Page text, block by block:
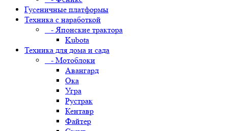
Гусеничные платформы
Техника с наработкой
- Японские трактора
Kubota
Техника для дома и сада
- Мотоблоки
Авангард
Ока
Угра
Рустрак
Кентавр
Файтер